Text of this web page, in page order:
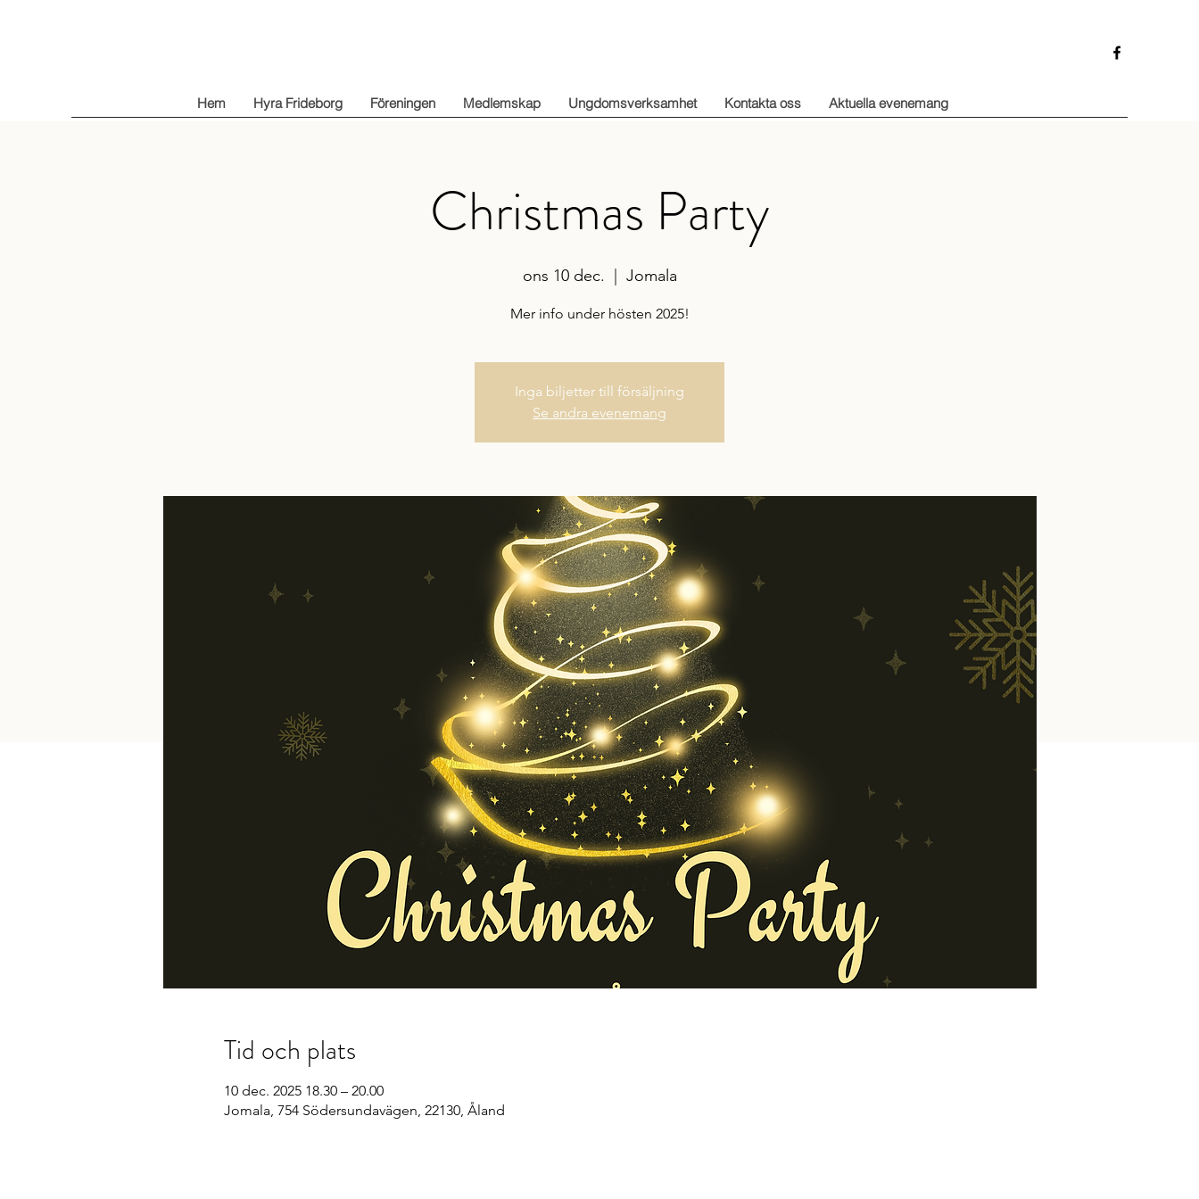
Hem Hyra Frideborg Föreningen Medlemskap Ungdomsverksamhet Kontakta oss Aktuella evenemang
Christmas Party
ons 10 dec. Jomala
Mer info under hösten 2025!
Inga biljetter till försäljning
Se andra evenemang
Tid och plats
10 dec. 2025 18.30 – 20.00
Jomala, 754 Södersundavägen, 22130, Åland